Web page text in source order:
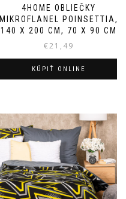
4HOME OBLIEČKY
MIKROFLANEL POINSETTIA,
140 X 200 CM, 70 X 90 CM
€21,49
KÚPIŤ ONLINE